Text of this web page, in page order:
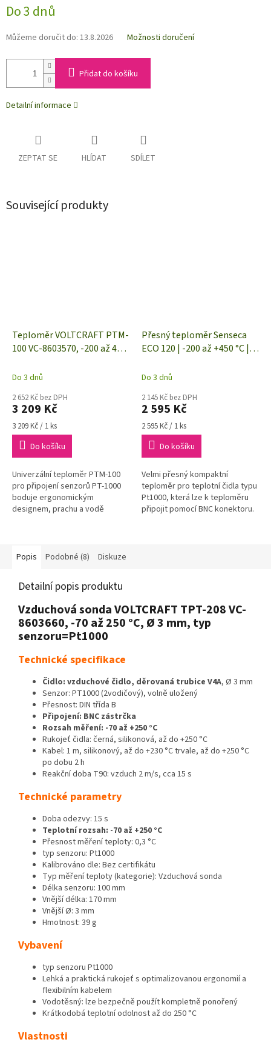
Do 3 dnů
Můžeme doručit do: 13.8.2026 Možnosti doručení
Přidat do košíku
Detailní informace
ZEPTAT SE HLÍDAT SDÍLET
Související produkty
Teploměr VOLTCRAFT PTM-
100 VC-8603570, -200 až 450
Do 3 dnů
2 652 Kč bez DPH
3 209 Kč
Měrná
cena:
3 209 Kč / 1 ks
Do košíku
Univerzální teploměr PTM-100
pro připojení senzorů PT-1000
boduje ergonomickým
designem, prachu a vodě
Přesný teploměr Senseca
ECO 120 | -200 až +450 °C |
Do 3 dnů
2 145 Kč bez DPH
2 595 Kč
Měrná
cena:
2 595 Kč / 1 ks
Do košíku
Velmi přesný kompaktní
teploměr pro teplotní čidla typu
Pt1000, která lze k teploměru
připojit pomocí BNC konektoru.
Popis Podobné (8) Diskuze
Detailní popis produktu
Vzduchová sonda VOLTCRAFT TPT-208 VC-
8603660, -70 až 250 °C, Ø 3 mm, typ
senzoru=Pt1000
Technické specifikace
Čidlo: vzduchové čidlo, děrovaná trubice V4A, Ø 3 mm
Senzor: PT1000 (2vodičový), volně uložený
Přesnost: DIN třída B
Připojení: BNC zástrčka
Rozsah měření: -70 až +250 °C
Rukojeť čidla: černá, silikonová, až do +250 °C
Kabel: 1 m, silikonový, až do +230 °C trvale, až do +250 °C
po dobu 2 h
Reakční doba T90: vzduch 2 m/s, cca 15 s
Technické parametry
Doba odezvy: 15 s
Teplotní rozsah: -70 až +250 °C
Přesnost měření teploty: 0,3 °C
typ senzoru: Pt1000
Kalibrováno dle: Bez certifikátu
Typ měření teploty (kategorie): Vzduchová sonda
Délka senzoru: 100 mm
Vnější délka: 170 mm
Vnější Ø: 3 mm
Hmotnost: 39 g
Vybavení
typ senzoru Pt1000
Lehká a praktická rukojeť s optimalizovanou ergonomií a
flexibilním kabelem
Vodotěsný: lze bezpečně použít kompletně ponořený
Krátkodobá teplotní odolnost až do 250 °C
Vlastnosti